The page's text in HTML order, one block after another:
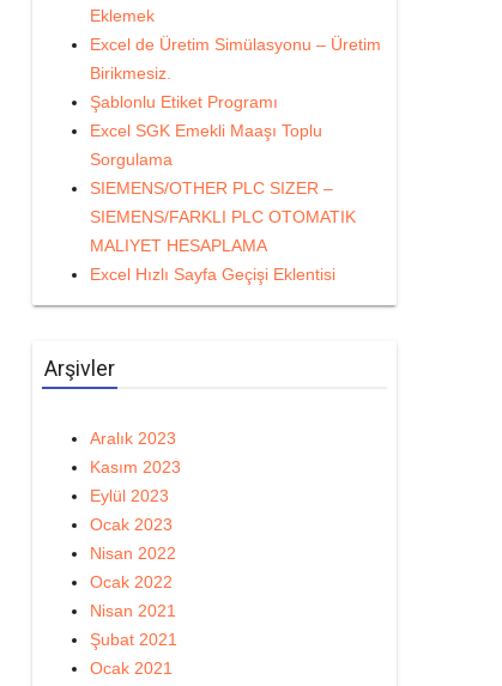
Eklemek
Excel de Üretim Simülasyonu – Üretim
Birikmesiz.
Şablonlu Etiket Programı
Excel SGK Emekli Maaşı Toplu
Sorgulama
SIEMENS/OTHER PLC SIZER –
SIEMENS/FARKLI PLC OTOMATIK
MALIYET HESAPLAMA
Excel Hızlı Sayfa Geçişi Eklentisi
Arşivler
Aralık 2023
Kasım 2023
Eylül 2023
Ocak 2023
Nisan 2022
Ocak 2022
Nisan 2021
Şubat 2021
Ocak 2021